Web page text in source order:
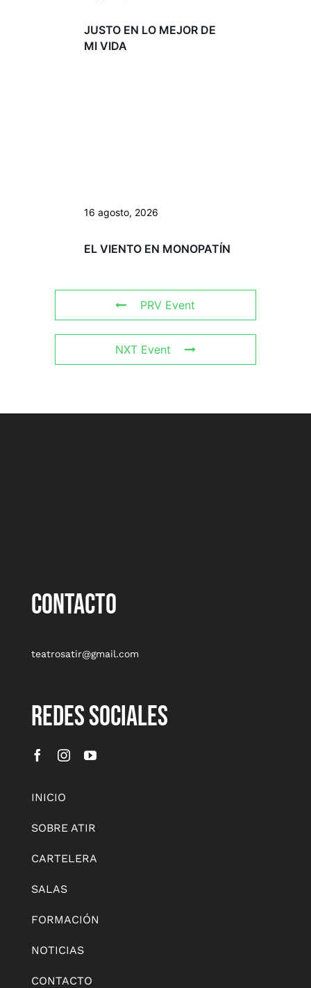
JUSTO EN LO MEJOR DE
MI VIDA
16 agosto, 2026
EL VIENTO EN MONOPATÍN
PRV Event
NXT Event
CONTACTO
teatrosatir@gmail.com
REDES SOCIALES
INICIO
SOBRE ATIR
CARTELERA
SALAS
FORMACIÓN
NOTICIAS
CONTACTO